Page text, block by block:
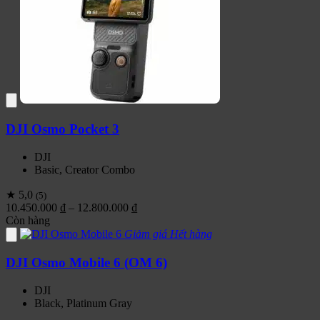
DJI Osmo Pocket 3
DJI
Basic, Creator Combo
★ 5,0 (5)
10.450.000 ₫ – 12.800.000 ₫Khoảng
từ
đến
12.800.000 ₫
Còn hàng
Giảm giá Hết hàng
DJI Osmo Mobile 6 (OM 6)
DJI
Black, Platinum Gray